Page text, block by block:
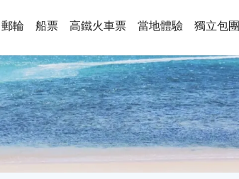
郵輪 船票 高鐵火車票 當地體驗 獨立包團